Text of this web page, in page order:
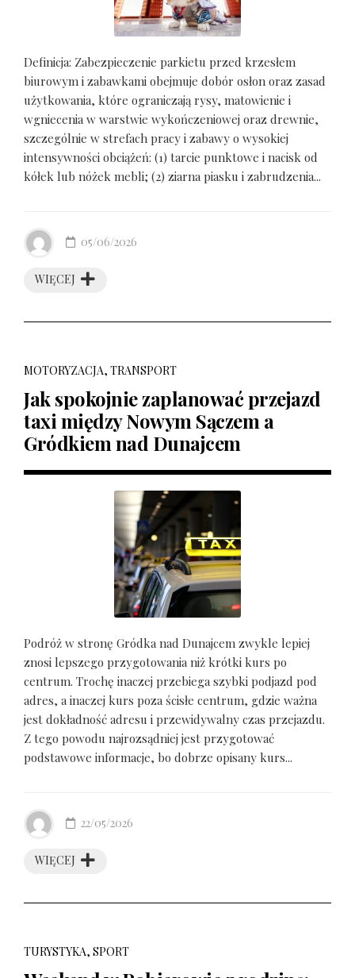
Definicja: Zabezpieczenie parkietu przed krzesłem
biurowym i zabawkami obejmuje dobór osłon oraz zasad
użytkowania, które ograniczają rysy, matowienie i
wgniecenia w warstwie wykończeniowej oraz drewnie,
szczególnie w strefach pracy i zabawy o wysokiej
intensywności obciążeń: (1) tarcie punktowe i nacisk od
kółek lub nóżek mebli; (2) ziarna piasku i zabrudzenia...
WIĘCEJ
05/06/2026
MOTORYZACJA, TRANSPORT
Jak spokojnie zaplanować przejazd
taxi między Nowym Sączem a
Gródkiem nad Dunajcem
Podróż w stronę Gródka nad Dunajcem zwykle lepiej
znosi lepszego przygotowania niż krótki kurs po
centrum. Trochę inaczej przebiega szybki podjazd pod
adres, a inaczej kurs poza ścisłe centrum, gdzie ważna
jest dokładność adresu i przewidywalny czas przejazdu.
Z tego powodu najrozsądniej jest przygotować
podstawowe informacje, bo dobrze opisany kurs...
WIĘCEJ
22/05/2026
TURYSTYKA, SPORT